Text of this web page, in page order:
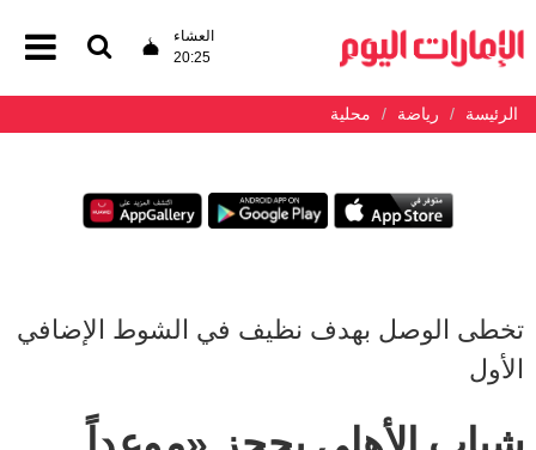
العشاء
20:25
الرئيسة رياضة محلية
تخطى الوصل بهدف نظيف في الشوط الإضافي
الأول